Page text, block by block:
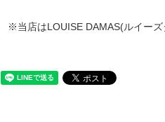
※当店はLOUISE DAMAS(ルイーズ